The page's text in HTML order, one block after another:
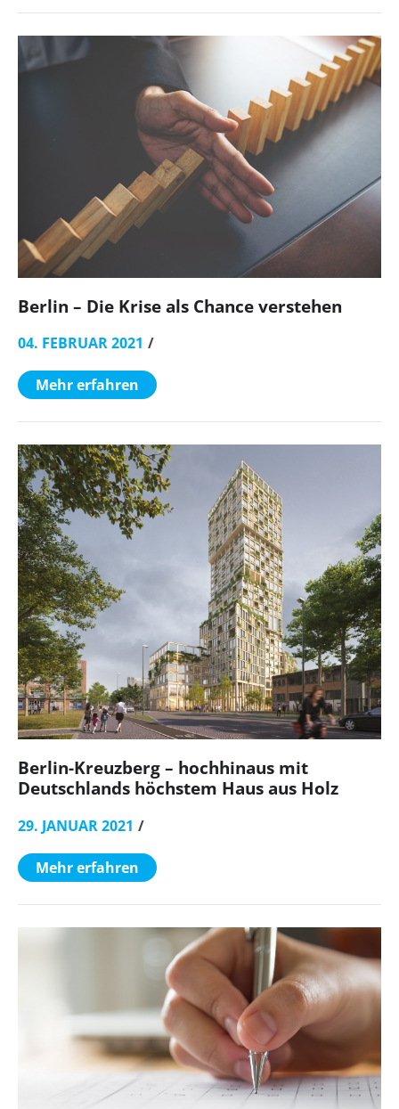
Berlin – Die Krise als Chance verstehen
04. FEBRUAR 2021
Mehr erfahren
Berlin-Kreuzberg – hochhinaus mit
Deutschlands höchstem Haus aus Holz
29. JANUAR 2021
Mehr erfahren